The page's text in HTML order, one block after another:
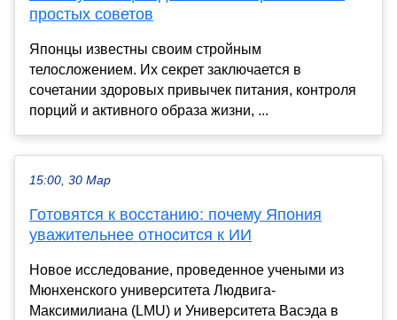
простых советов
Японцы известны своим стройным
телосложением. Их секрет заключается в
сочетании здоровых привычек питания, контроля
порций и активного образа жизни, ...
15:00, 30 Мар
Готовятся к восстанию: почему Япония
уважительнее относится к ИИ
Новое исследование, проведенное учеными из
Мюнхенского университета Людвига-
Максимилиана (LMU) и Университета Васэда в